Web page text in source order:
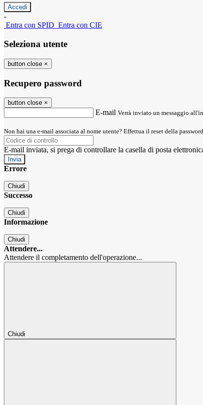
-
Entra con SPID Entra con CIE
Seleziona utente
button close ×
Recupero password
button close ×
E-mail Verrà inviato un messaggio
Non hai una e-mail associata al nome utente? Effettua il reset della
E-mail inviata, si prega di controllare la casella di posta
Errore
Chiudi
Successo
Chiudi
Informazione
Chiudi
Attendere...
Attendere il completamento dell'operazione...
Chiudi